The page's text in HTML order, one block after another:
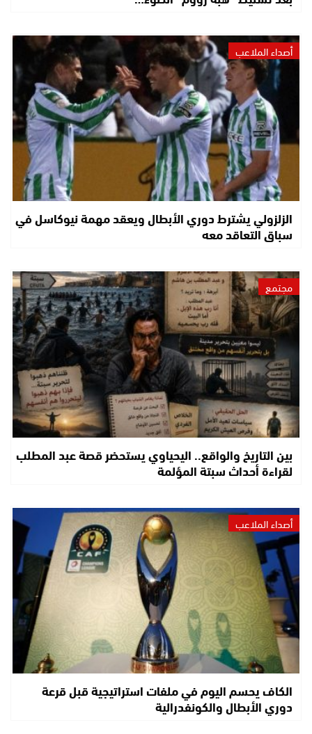
أصداء الملاعب
الزلزولي يشترط دوري الأبطال ويعقد مهمة نيوكاسل في
سباق التعاقد معه
مجتمع
بين التاريخ والواقع.. اليحياوي يستحضر قصة عبد المطلب
لقراءة أحداث سبتة المؤلمة
أصداء الملاعب
الكاف يحسم اليوم في ملفات استراتيجية قبل قرعة
دوري الأبطال والكونفدرالية